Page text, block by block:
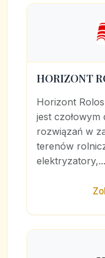
HORIZONT
Horizont
jest
rozwiązań w
terenów
elektryzatory,...